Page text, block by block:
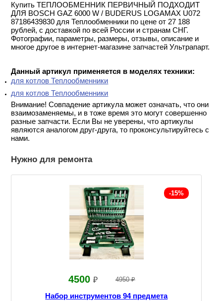
Купить ТЕПЛООБМЕННИК ПЕРВИЧНЫЙ ПОДХОДИТ
ДЛЯ BOSCH GAZ 6000 W / BUDERUS LOGAMAX U072
87186439830 для Теплообменники по цене от 27 188
рублей, с доставкой по всей России и странам СНГ.
Фотографии, параметры, размеры, отзывы, описание и
многое другое в интернет-магазине запчастей Ультрапарт.
Данный артикул применяется в моделях техники:
для котлов Теплообменники
для котлов Теплообменники
Внимание! Совпадение артикула может означать, что они
взаимозаменяемы, и в тоже время это могут совершенно
разные запчасти. Если Вы не уверены, что артикулы
являются аналогом друг-друга, то проконсультируйтесь с
нами.
Нужно для ремонта
-15%
4500 ₽ 4950 ₽
Набор инструментов 94 предмета